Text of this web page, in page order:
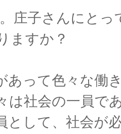
庄子さんにとっ
ますか？
って色々な働
は社会の一員で
として、社会が